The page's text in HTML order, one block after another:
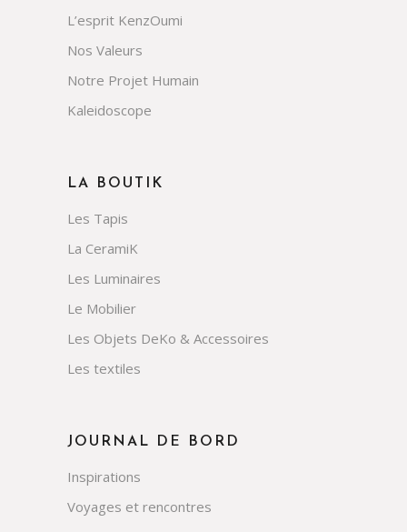
L’esprit KenzOumi
Nos Valeurs
Notre Projet Humain
Kaleidoscope
LA BOUTIK
Les Tapis
La CeramiK
Les Luminaires
Le Mobilier
Les Objets DeKo & Accessoires
Les textiles
JOURNAL DE BORD
Inspirations
Voyages et rencontres